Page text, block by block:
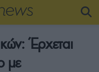
Έρχεται
με